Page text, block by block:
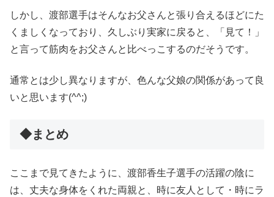
しかし、渡部選手はそんなお父さんと張り合えるほどにた
くましくなっており、久しぶり実家に戻ると、「見て！」
と言って筋肉をお父さんと比べっこするのだそうです。
通常とは少し異なりますが、色んな父娘の関係があって良
いと思います(^^;)
◆まとめ
ここまで見てきたように、渡部香生子選手の活躍の陰に
は、丈夫な身体をくれた両親と、時に友人として・時にラ